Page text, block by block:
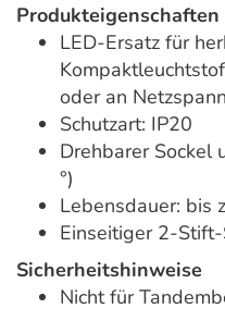
Produkteigenschaften
LED-Ersatz für
oder an
Schutzart: IP20
Drehbarer Sockel
°)
Lebensdauer: bis
Einseitiger 2-
Sicherheitshinweise
Nicht für